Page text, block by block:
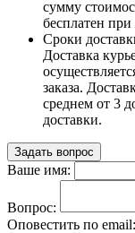
сумму
бесплатен
Сроки
Доставка
заказа.
среднем от 3
доставки.
Задать вопрос
Ваше имя:
Вопрос:
Оповестить по email: